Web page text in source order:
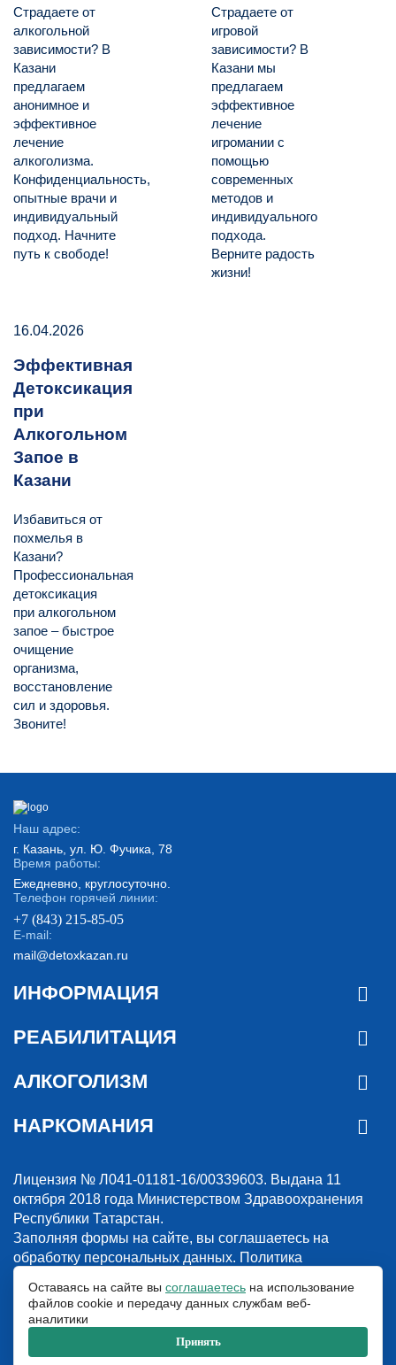
Страдаете от
алкогольной
зависимости? В
Казани
предлагаем
анонимное и
эффективное
лечение
алкоголизма.
Конфиденциальность,
опытные врачи и
индивидуальный
подход. Начните
путь к свободе!
Страдаете от
игровой
зависимости? В
Казани мы
предлагаем
эффективное
лечение
игромании с
помощью
современных
методов и
индивидуального
подхода.
Верните радость
жизни!
16.04.2026
Эффективная
Детоксикация
при
Алкогольном
Запое в
Казани
Избавиться от
похмелья в
Казани?
Профессиональная
детоксикация
при алкогольном
запое – быстрое
очищение
организма,
восстановление
сил и здоровья.
Звоните!
Наш адрес:
г. Казань, ул. Ю. Фучика, 78
Время работы:
Ежедневно, круглосуточно.
Телефон горячей линии:
+7 (843) 215-85-05
E-mail:
mail@detoxkazan.ru
ИНФОРМАЦИЯ
РЕАБИЛИТАЦИЯ
АЛКОГОЛИЗМ
НАРКОМАНИЯ
Лицензия № Л041-01181-16/00339603. Выдана 11
октября 2018 года Министерством Здравоохранения
Республики Татарстан.
Заполняя формы на сайте, вы соглашаетесь на
обработку персональных данных. Политика
© 2018-2026. Наркологическая клиника “Detox”. Все права защищены.
Указанные на сайте цены и информация имеют информационный
характер и не являются публичной офертой.
ООО «Детокс», ИНН 1660311156, ОГРН 1181690030708
Оставаясь на сайте вы соглашаетесь на использование
файлов cookie и передачу данных службам веб-
аналитики
Принять